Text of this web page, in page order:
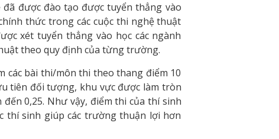
được đào tạo được tuyển thẳng vào
thức trong các cuộc thi nghệ thuật
xét tuyển thẳng vào học các ngành
theo quy định của từng trường.
các bài thi/môn thi theo thang điểm 10
tiên đối tượng, khu vực được làm tròn
0,25. Như vậy, điểm thi của thí sinh
thí sinh giúp các trường thuận lợi hơn